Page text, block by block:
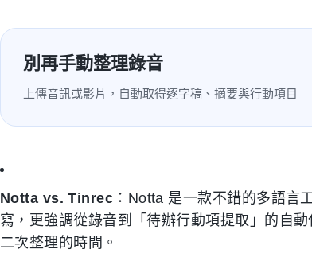
別再手動整理錄音
上傳音訊或影片，自動取得逐字稿、摘要與行動項目
Notta vs. Tinrec ：Notta 是一款不錯的多語言
寫，更強調從錄音到「待辦行動項提取」的自
二次整理的時間。